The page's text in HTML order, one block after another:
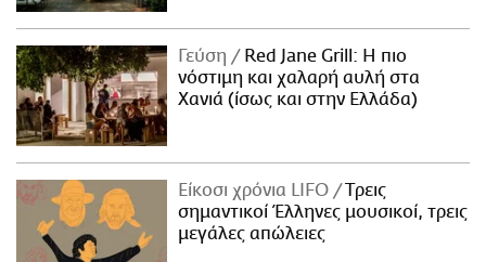
Γεύση
Red Jane Grill: Η πιο
νόστιμη και χαλαρή αυλή στα
Χανιά (ίσως και στην Ελλάδα)
Είκοσι χρόνια LIFO
Tρεις
σημαντικοί Έλληνες μουσικοί, τρεις
μεγάλες απώλειες